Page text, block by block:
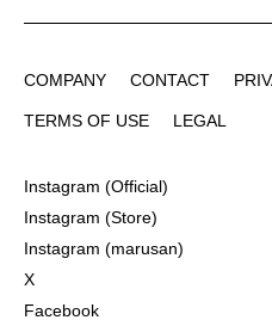
COMPANY
CONTACT
TERMS OF USE
LEGAL
Instagram (Official)
Instagram (Store)
Instagram (marusan)
X
Facebook